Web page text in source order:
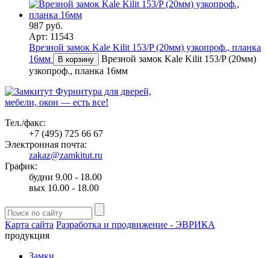
987 руб.
Арт: 11543
Врезной замок Kale Kilit 153/P (20мм) узкопроф., планка
16мм
В корзину
Врезной замок Kale Kilit 153/P (20мм)
узкопроф., планка 16мм
Фурнитура для дверей,
мебели, окон — есть все!
Тел./факс:
+7 (495) 725 66 67
Электронная почта:
zakaz@zamkitut.ru
График:
будни 9.00 - 18.00
вых 10.00 - 18.00
Карта сайта Разработка и продвижение - ЭВРИКА
продукция
Замки